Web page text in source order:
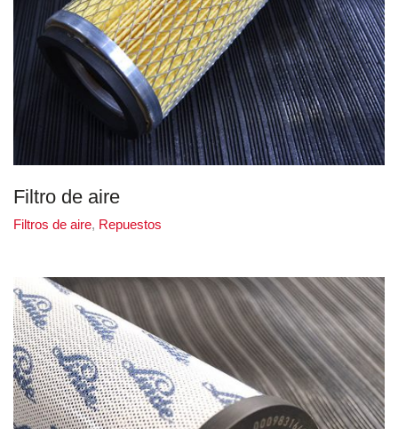
Filtro de aire
Filtros de aire, Repuestos